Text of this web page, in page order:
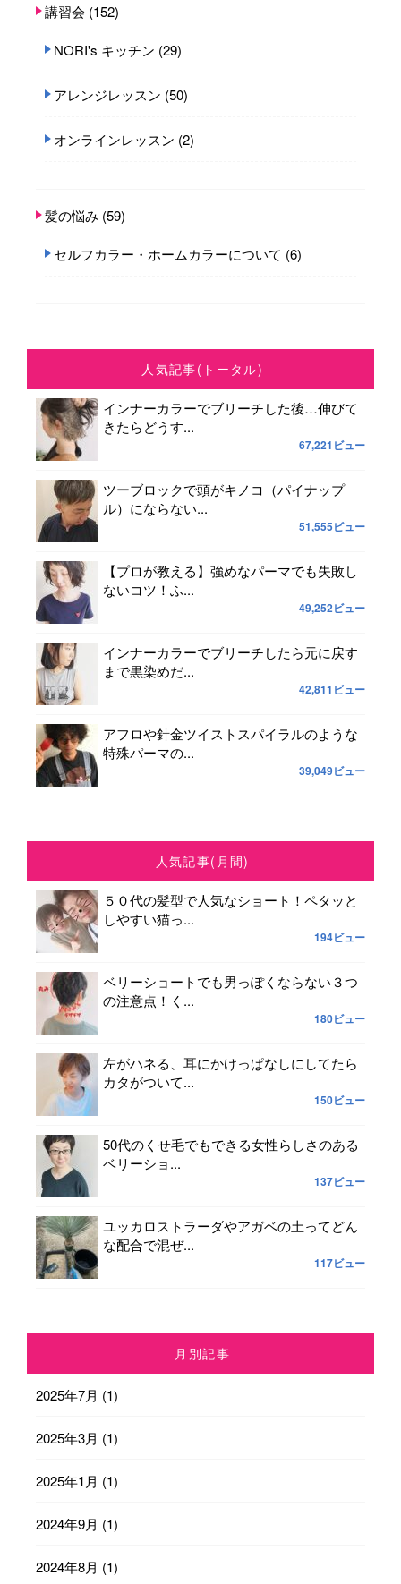
講習会 (152)
NORI's キッチン (29)
アレンジレッスン (50)
オンラインレッスン (2)
髪の悩み (59)
セルフカラー・ホームカラーについて (6)
人気記事(トータル)
インナーカラーでブリーチした後…伸びて
きたらどうす...
67,221ビュー
ツーブロックで頭がキノコ（パイナップ
ル）にならない...
51,555ビュー
【プロが教える】強めなパーマでも失敗し
ないコツ！ふ...
49,252ビュー
インナーカラーでブリーチしたら元に戻す
まで黒染めだ...
42,811ビュー
アフロや針金ツイストスパイラルのような
特殊パーマの...
39,049ビュー
人気記事(月間)
５０代の髪型で人気なショート！ペタッと
しやすい猫っ...
194ビュー
ベリーショートでも男っぽくならない３つ
の注意点！く...
180ビュー
左がハネる、耳にかけっぱなしにしてたら
カタがついて...
150ビュー
50代のくせ毛でもできる女性らしさのある
ベリーショ...
137ビュー
ユッカロストラーダやアガベの土ってどん
な配合で混ぜ...
117ビュー
月別記事
2025年7月 (1)
2025年3月 (1)
2025年1月 (1)
2024年9月 (1)
2024年8月 (1)